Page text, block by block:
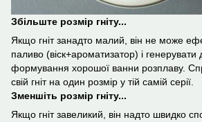
Збільште розмір гніту...
Якщо гніт занадто малий, він не може
паливо (віск+ароматизатор) і
формування хорошої ванни розплаву.
свій гніт на один розмір у тій самій серії.
Зменшіть розмір гніту...
Якщо гніт завеликий, він надто швидко